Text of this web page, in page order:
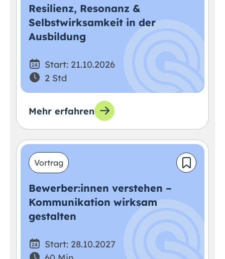
Resilienz, Resonanz &
Selbstwirksamkeit in der
Ausbildung
Start: 21.10.2026
2 Std
Mehr erfahren
Vortrag
Bewerber:innen verstehen –
Kommunikation wirksam
gestalten
Start: 28.10.2027